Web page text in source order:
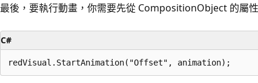
最後，要執行動畫，你需要先從 CompositionObject 的屬
C#